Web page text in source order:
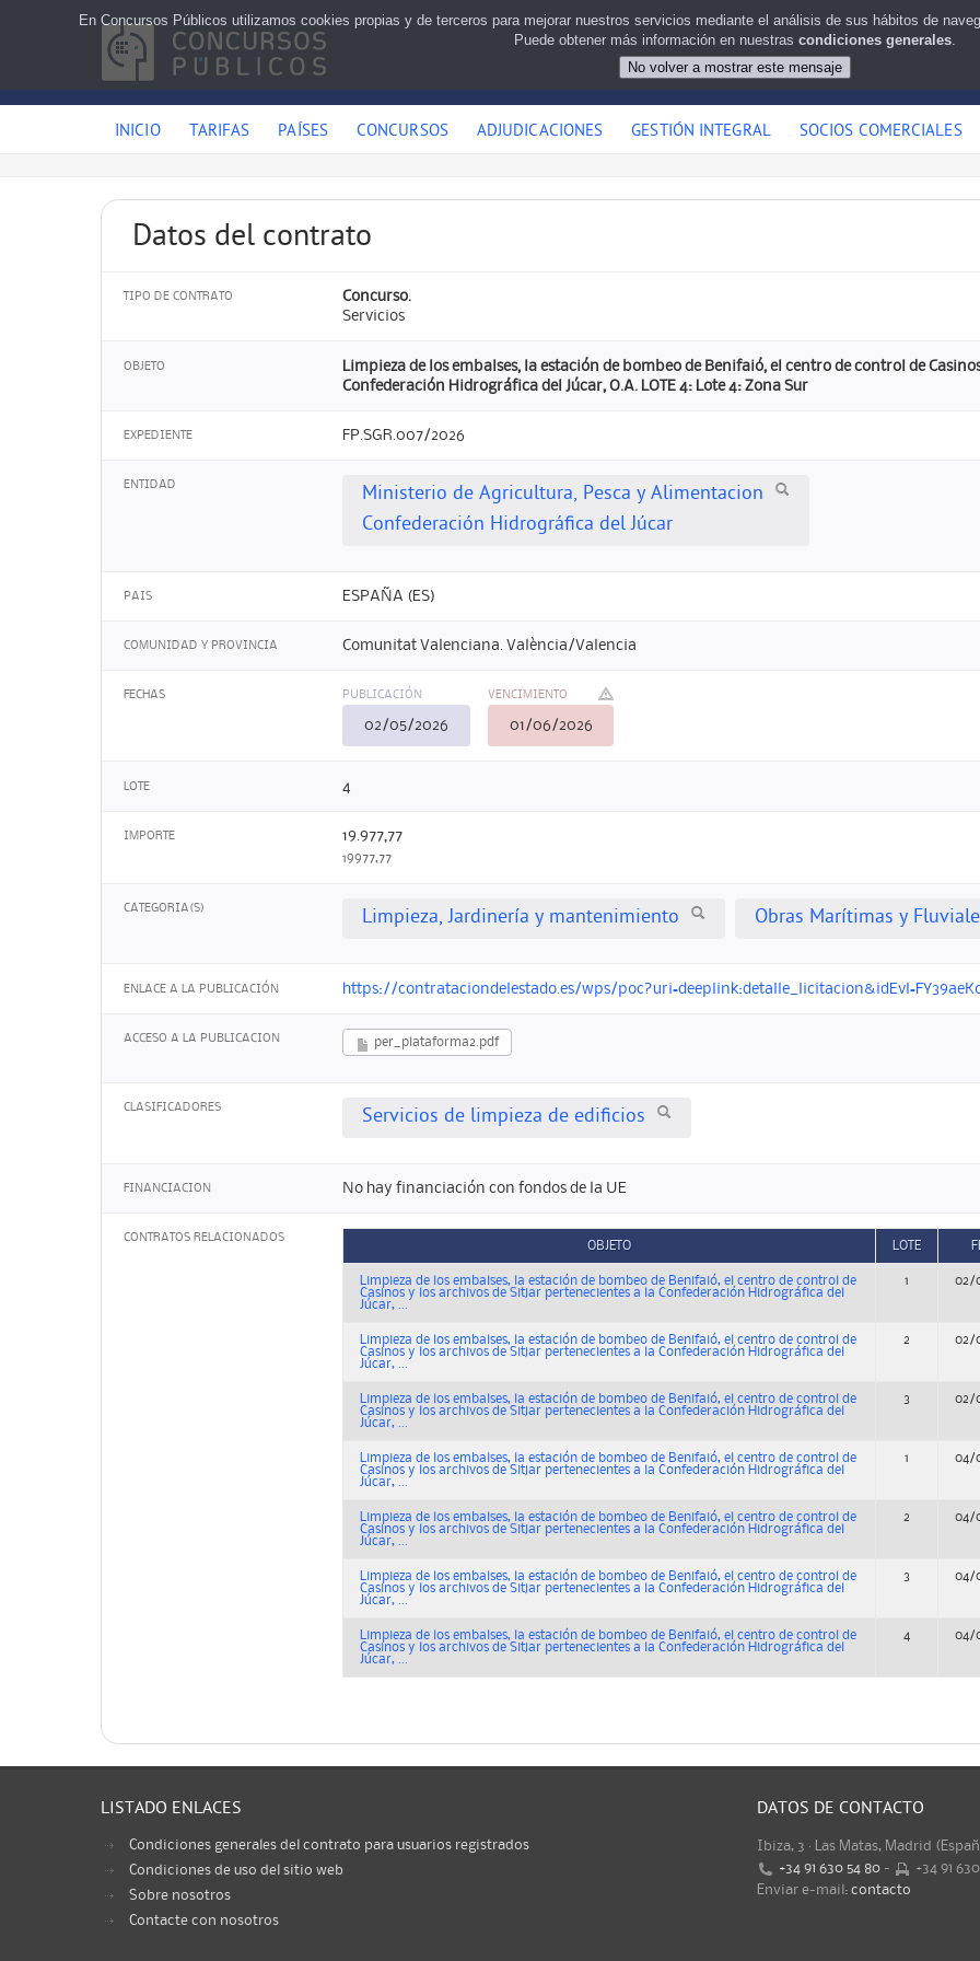
INICIO TARIFAS PAÍSES CONCURSOS ADJUDICACIONES GESTIÓN INTEGRAL SOCIOS COMERCIALES
Datos del contrato
TIPO DE CONTRATO
Concurso.
Servicios
OBJETO
Limpieza de los embalses, la estación de bombeo de Benifaió, el centro de control de
Confederación Hidrográfica del Júcar, O.A. LOTE 4: Lote 4: Zona Sur
EXPEDIENTE FP.SGR.007/2026
ENTIDAD
Ministerio de Agricultura, Pesca y Alimentacion
Confederación Hidrográfica del Júcar
PAIS ESPAÑA (ES)
COMUNIDAD Y PROVINCIA Comunitat Valenciana. València/Valencia
FECHAS PUBLICACIÓN
02/05/2026
VENCIMIENTO
01/06/2026
LOTE 4
IMPORTE 19.977,77
19977,77
CATEGORIA(S) Limpieza, Jardinería y mantenimiento Obras Marítimas y
ENLACE A LA PUBLICACIÓN https://contrataciondelestado.es/wps/
ACCESO A LA PUBLICACION per_plataforma2.pdf
CLASIFICADORES Servicios de limpieza de edificios
FINANCIACION No hay financiación con fondos de la UE
CONTRATOS RELACIONADOS
OBJETO LOTE
Limpieza de los embalses, la estación de bombeo de Benifaió, el centro de control de
Casinos y los archivos de Sitjar pertenecientes a la Confederación Hidrográfica del
Júcar, ...
1 02/
Limpieza de los embalses, la estación de bombeo de Benifaió, el centro de control de
Casinos y los archivos de Sitjar pertenecientes a la Confederación Hidrográfica del
Júcar, ...
2 02/
Limpieza de los embalses, la estación de bombeo de Benifaió, el centro de control de
Casinos y los archivos de Sitjar pertenecientes a la Confederación Hidrográfica del
Júcar, ...
3 02/
Limpieza de los embalses, la estación de bombeo de Benifaió, el centro de control de
Casinos y los archivos de Sitjar pertenecientes a la Confederación Hidrográfica del
Júcar, ...
1 04/
Limpieza de los embalses, la estación de bombeo de Benifaió, el centro de control de
Casinos y los archivos de Sitjar pertenecientes a la Confederación Hidrográfica del
Júcar, ...
2 04/
Limpieza de los embalses, la estación de bombeo de Benifaió, el centro de control de
Casinos y los archivos de Sitjar pertenecientes a la Confederación Hidrográfica del
Júcar, ...
3 04/
Limpieza de los embalses, la estación de bombeo de Benifaió, el centro de control de
Casinos y los archivos de Sitjar pertenecientes a la Confederación Hidrográfica del
Júcar, ...
4 04/
LISTADO ENLACES
Condiciones generales del contrato para usuarios registrados
Condiciones de uso del sitio web
Sobre nosotros
Contacte con nosotros
DATOS DE CONTACTO
Ibiza, 3 · Las Matas, Madrid
+34 91 630 54 80 -
+34 91
Enviar e-mail: contacto
En Concursos Públicos utilizamos cookies propias y de terceros para mejorar nuestros servicios mediante el análisis de sus hábitos de
Puede obtener más información en nuestras condiciones generales.